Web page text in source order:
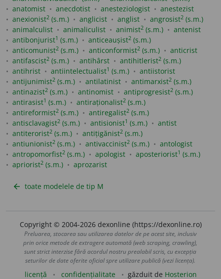
anatomist
anecdotist anesteziologist
anestezist
anexionist2 (s.m.) anglicist anglist angrosist2 (s.m.)
animalculist
animaliculist animist2 (s.m.)
antenist
antibonjurist1 (s.m.) anticeaușist2 (s.m.)
anticomunist2 (s.m.) anticonformist2 (s.m.)
anticrist
antifascist2 (s.m.) antihârst antihitlerist2 (s.m.)
antihrist
antiintelectualist1 (s.m.)
antiistorist
antijunimist2 (s.m.) antilatinist antimarxist2 (s.m.)
antinazist2 (s.m.) antinomist antiprogresist2 (s.m.)
antirasist1 (s.m.) antiraționalist2 (s.m.)
antireformist2 (s.m.) antiregalist2 (s.m.)
antisclavagist2 (s.m.) antisionist1 (s.m.)
antist
antiterorist2 (s.m.) antițigănist2 (s.m.)
antiunionist2 (s.m.) antivaccinist2 (s.m.)
antologist
antropomorfist2 (s.m.) apologist aposteriorist1 (s.m.)
apriorist2 (s.m.) aprozarist
arrow_back toate modelele de tip M
Copyright © 2004-2026 dexonline (https://dexonline.ro)
Preluarea, stocarea sau utilizarea datelor de pe acest site, inclusiv
prin orice metode de extragere automată (web scraping, crawling),
sunt strict interzise fără acordul nostru prealabil scris, cu excepția
seturilor de date oferite oficial spre utilizare publică (vezi licența).
licență confidențialitate găzduit de Hosterion